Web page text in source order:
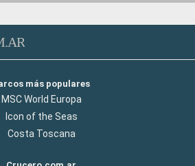
más populares
MSC World Europa
Icon of the Seas
Costa Toscana